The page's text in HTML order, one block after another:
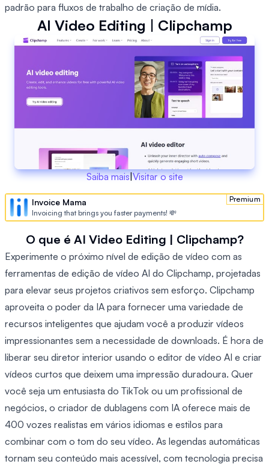
padrão para fluxos de trabalho de criação de mídia.
AI Video Editing | Clipchamp
Saiba mais|Visitar o site
Premium
Invoice Mama
Invoicing that brings you faster payments! 💸
O que é AI Video Editing | Clipchamp?
Experimente o próximo nível de edição de vídeo com as
ferramentas de edição de vídeo AI do Clipchamp, projetadas
para elevar seus projetos criativos sem esforço. Clipchamp
aproveita o poder da IA para fornecer uma variedade de
recursos inteligentes que ajudam você a produzir vídeos
impressionantes sem a necessidade de downloads. É hora de
liberar seu diretor interior usando o editor de vídeo AI e criar
vídeos curtos que deixem uma impressão duradoura. Quer
você seja um entusiasta do TikTok ou um profissional de
negócios, o criador de dublagens com IA oferece mais de
400 vozes realistas em vários idiomas e estilos para
combinar com o tom do seu vídeo. As legendas automáticas
tornam seu conteúdo mais acessível, com tecnologia precisa